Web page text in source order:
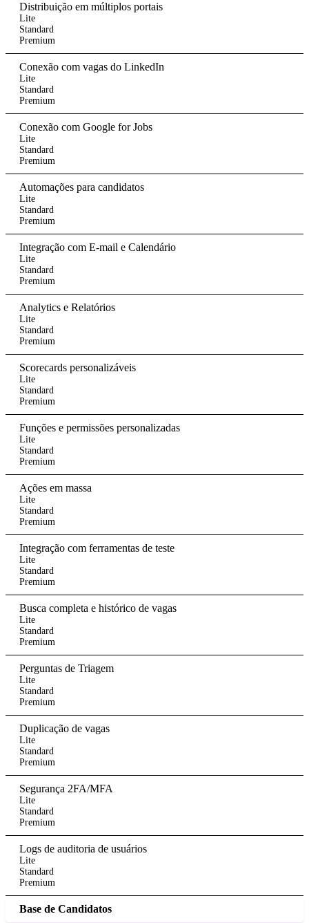
Distribuição em múltiplos portais
Lite
Standard
Premium
Conexão com vagas do LinkedIn
Lite
Standard
Premium
Conexão com Google for Jobs
Lite
Standard
Premium
Automações para candidatos
Lite
Standard
Premium
Integração com E-mail e Calendário
Lite
Standard
Premium
Analytics e Relatórios
Lite
Standard
Premium
Scorecards personalizáveis
Lite
Standard
Premium
Funções e permissões personalizadas
Lite
Standard
Premium
Ações em massa
Lite
Standard
Premium
Integração com ferramentas de teste
Lite
Standard
Premium
Busca completa e histórico de vagas
Lite
Standard
Premium
Perguntas de Triagem
Lite
Standard
Premium
Duplicação de vagas
Lite
Standard
Premium
Segurança 2FA/MFA
Lite
Standard
Premium
Logs de auditoria de usuários
Lite
Standard
Premium
Base de Candidatos